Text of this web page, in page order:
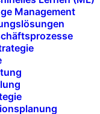
Management
direkt
den
intuitive
es
in das
zu teilen.